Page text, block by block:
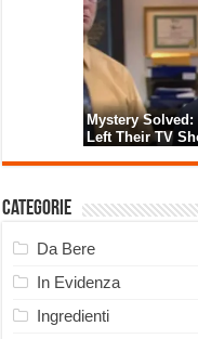
Categorie
Da Bere
In Evidenza
Ingredienti